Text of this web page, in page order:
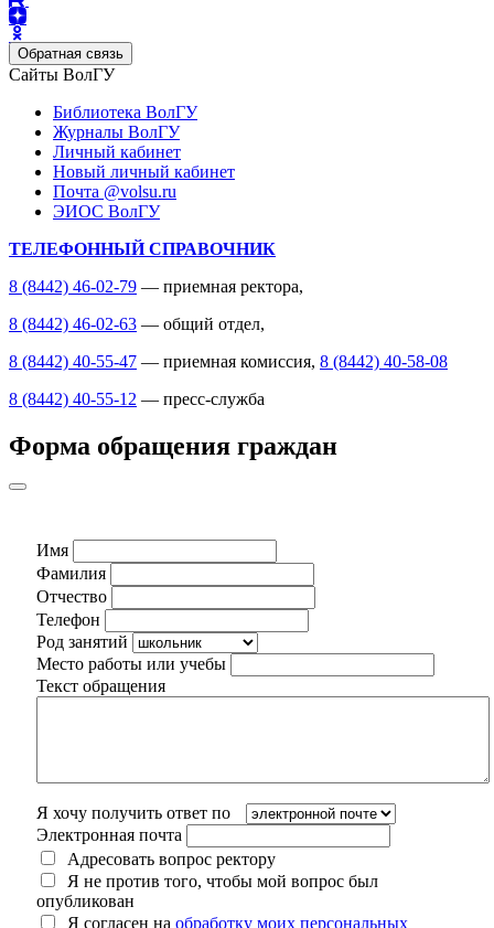
Обратная связь
Сайты ВолГУ
Библиотека ВолГУ
Журналы ВолГУ
Личный кабинет
Новый личный кабинет
Почта @volsu.ru
ЭИОС ВолГУ
ТЕЛЕФОННЫЙ СПРАВОЧНИК
8 (8442) 46-02-79 — приемная ректора,
8 (8442) 46-02-63 — общий отдел,
8 (8442) 40-55-47 — приемная комиссия, 8 (8442) 40-58-08
8 (8442) 40-55-12 — пресс-служба
Форма обращения граждан
Имя
Фамилия
Отчество
Телефон
Род занятий
Место работы или учебы
Текст обращения
Я хочу получить ответ по
Электронная почта
Адресовать вопрос ректору
Я не против того, чтобы мой вопрос был
опубликован
Я согласен на обработку моих персональных